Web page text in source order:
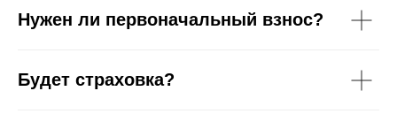
Нужен ли первоначальный взнос?
Будет страховка?